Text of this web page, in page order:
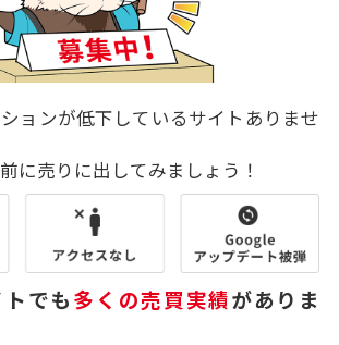
ョンが低下しているサイトありませ
に売りに出してみましょう！
でも多くの売買実績がありま